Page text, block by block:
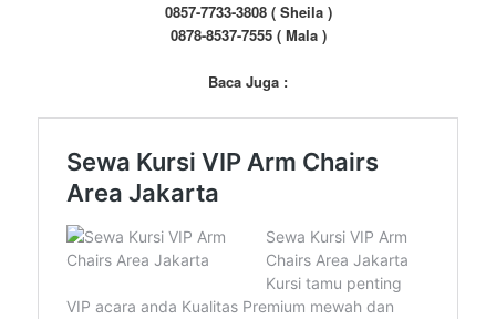
0857-7733-3808 ( Sheila )
0878-8537-7555 ( Mala )
Baca Juga :